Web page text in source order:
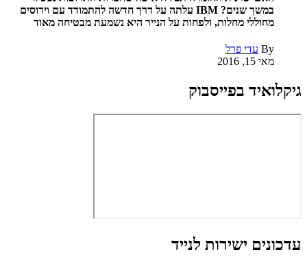
במשך שנים? IBM עלתה על דרך חדשה להתמודד עם וירוסים
מחוללי מחלות, ולפחות על הנייר היא נשמעת מבטיחה מאוד
By עדי פרל
מאי 15, 2016
גיקלואיד בפייסבוק
עדכונים ישירות לנייד